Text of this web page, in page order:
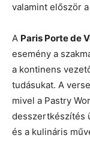
valamint először
A Paris Porte de
esemény a
a kontinens
tudásukat. A
mivel a Pastry
desszertkészítés
és a kulináris